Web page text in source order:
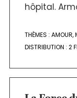
hôpital.
THÈMES : AMOUR,
DISTRIBUTION : 2